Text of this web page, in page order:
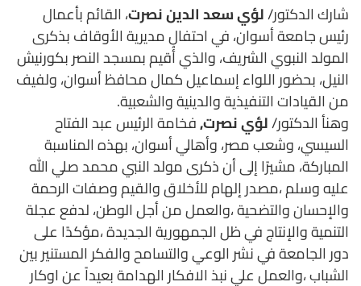
شارك الدكتور/لؤي سعد الدين نصرت، القائم بأعمال
رئيس جامعة أسوان، في احتفال مديرية الأوقاف بذكرى
المولد النبوي الشريف، والذي أُقيم بمسجد النصر بكورنيش
النيل، بحضور اللواء إسماعيل كمال محافظ أسوان، ولفيف
من القيادات التنفيذية والدينية والشعبية.
وهنأ الدكتور/لؤي نصرت,فخامة الرئيس عبد الفتاح
السيسي، وشعب مصر، وأهالي أسوان، بهذه المناسبة
المباركة، مشيرًا إلى أن ذكرى مولد النبي محمد صلي الله
عليه وسلم ،مصدر إلهام للأخلاق والقيم وصفات الرحمة
والإحسان والتضحية ،والعمل من أجل الوطن، لدفع عجلة
التنمية والإنتاج في ظل الجمهورية الجديدة ،مؤكدًا على
دور الجامعة في نشر الوعي والتسامح والفكر المستنير بين
الشباب ،والعمل علي نبذ الافكار الهدامة بعيداً عن اوكار